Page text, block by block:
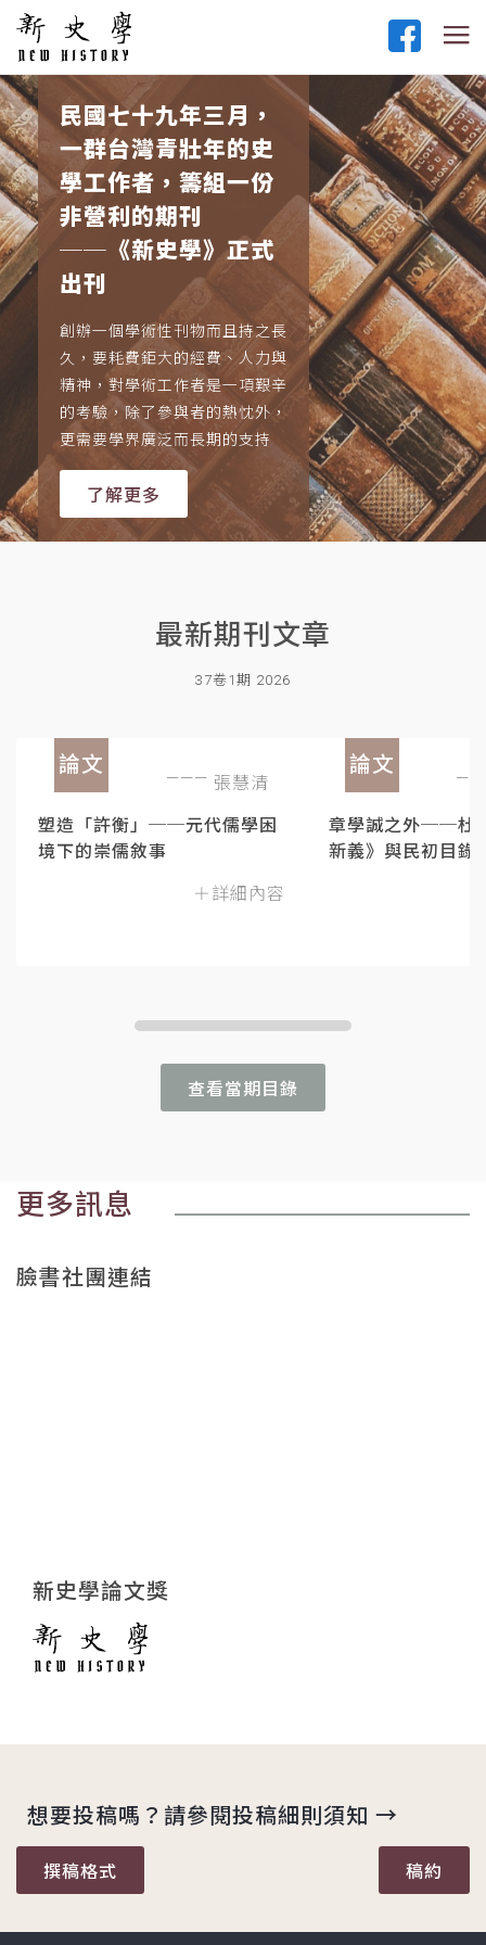
民國七十九年三月，
一群台灣青壯年的史
學工作者，籌組一份
非營利的期刊
──《新史學》正式
出刊
創辦一個學術性刊物而且持之長
久，要耗費鉅大的經費、人力與
精神，對學術工作者是一項艱辛
的考驗，除了參與者的熱忱外，
更需要學界廣泛而長期的支持
了解更多
最新期刊文章
37卷1期 2026
論文
張慧清
塑造「許衡」──元代儒學困
境下的崇儒敘事
＋詳細內容
論文
章學誠之外──杜
新義》與民初目錄
查看當期目錄
更多訊息
臉書社團連結
新史學論文獎
想要投稿嗎？請參閱投稿細則須知 →
撰稿格式 稿約